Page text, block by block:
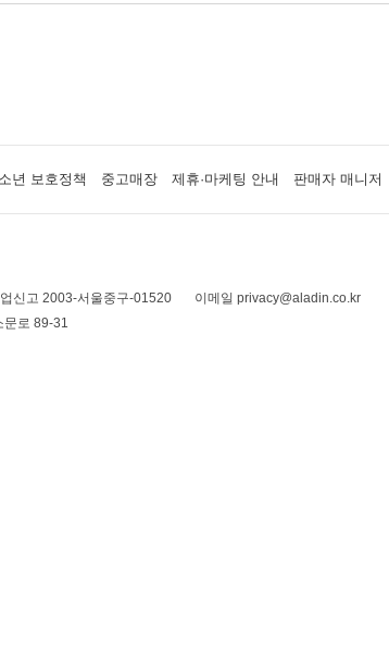
년 보호정책 중고매장 제휴·마케팅 안내 판매자 매니저
신고 2003-서울중구-01520
이메일 privacy@aladin.co.kr
문로 89-31